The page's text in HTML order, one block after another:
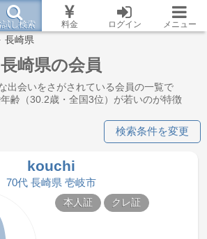
試し検索 料金 ログイン メニュー
長崎県
長崎県の会員
出会いをさがされている会員の一覧で
齢（30.2歳・全国3位）が若いのが特徴
検索条件を変更
kouchi
70代 長崎県 壱岐市
本人証 クレ証